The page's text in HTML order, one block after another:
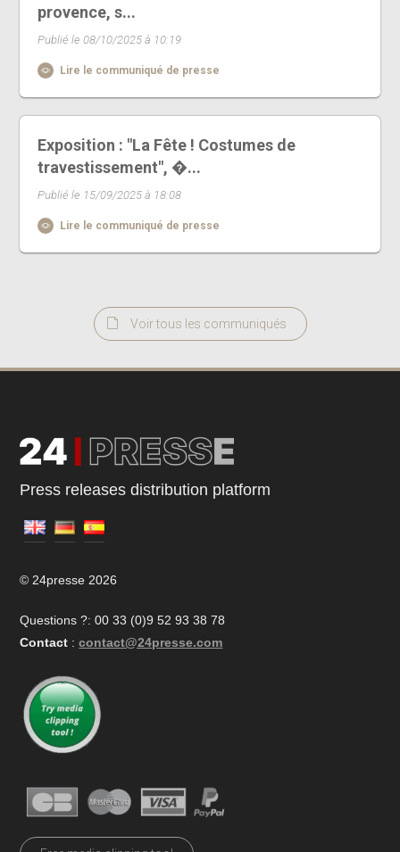
provence, s...
Publié le 08/10/2025 à 10:19
Lire le communiqué de presse
Exposition : "La Fête ! Costumes de
travestissement", �...
Publié le 15/09/2025 à 18:08
Lire le communiqué de presse
Voir tous les communiqués
Press releases distribution platform
© 24presse 2026
Questions ?: 00 33 (0)9 52 93 38 78
Contact : contact@24presse.com